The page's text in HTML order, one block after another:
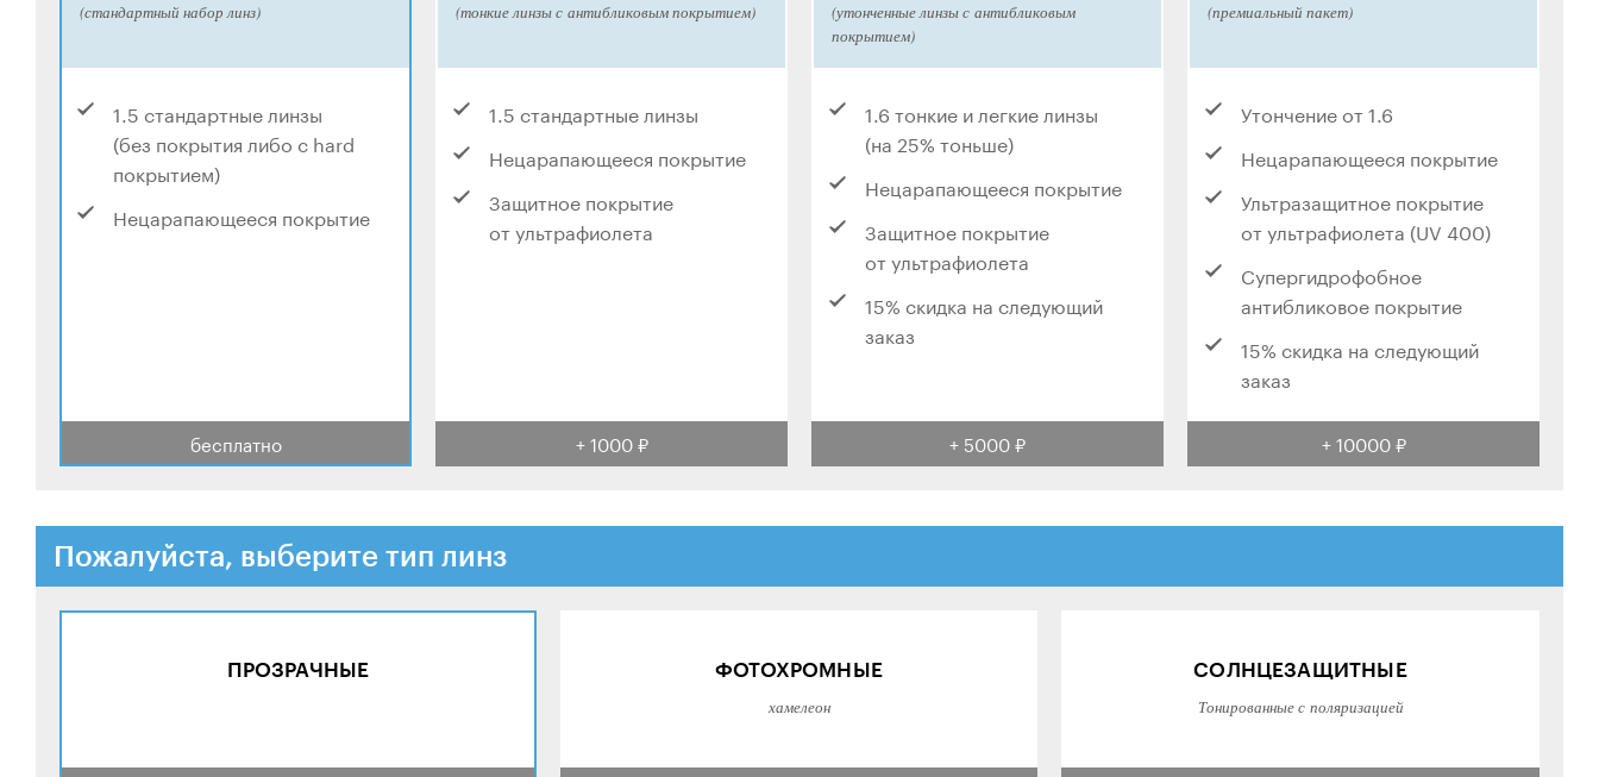
(стандартный набор линз)
1.5 стандартные линзы
(без покрытия либо с hard
покрытием)
Нецарапающееся покрытие
бесплатно
(тонкие линзы с антибликовым покрытием)
1.5 стандартные линзы
Нецарапающееся покрытие
Защитное покрытие
от ультрафиолета
+ 1000 ₽
(утонченные линзы с антибликовым
покрытием)
1.6 тонкие и легкие линзы
(на 25% тоньше)
Нецарапающееся покрытие
Защитное покрытие
от ультрафиолета
15% скидка на следующий
заказ
+ 5000 ₽
(премиальный пакет)
Утончение от 1.6
Нецарапающееся покрытие
Ультразащитное покрытие
от ультрафиолета (UV 400)
Супергидрофобное
антибликовое покрытие
15% скидка на следующий
заказ
+ 10000 ₽
Пожалуйста, выберите тип линз
ПРОЗРАЧНЫЕ ФОТОХРОМНЫЕ
хамелеон
СОЛНЦЕЗАЩИТНЫЕ
Тонированные с поляризацией